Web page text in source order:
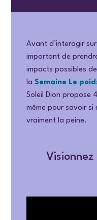
Avant d’interagir
important de
impacts possibles
la Semaine Le
Soleil Dion propose
même pour savoir si
vraiment la peine.
Visionnez